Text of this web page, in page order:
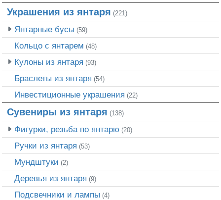
Украшения из янтаря (221)
Янтарные бусы (59)
Кольцо с янтарем (48)
Кулоны из янтаря (93)
Браслеты из янтаря (54)
Инвестиционные украшения (22)
Сувениры из янтаря (138)
Фигурки, резьба по янтарю (20)
Ручки из янтаря (53)
Мундштуки (2)
Деревья из янтаря (9)
Подсвечники и лампы (4)